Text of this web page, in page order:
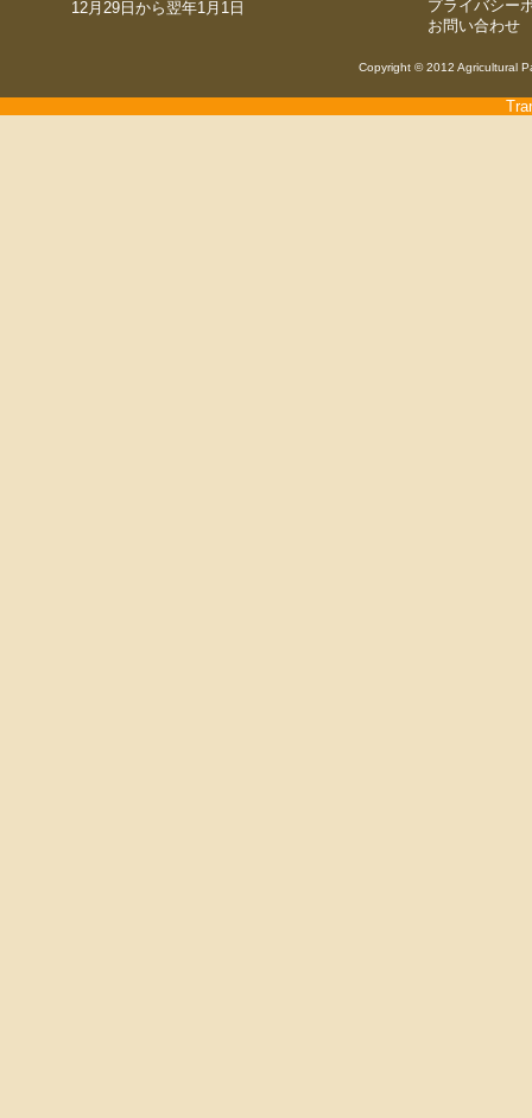
12月29日から翌年1月1日
プライバシー
お問い合わせ
Copyright © 2012 Agricultural